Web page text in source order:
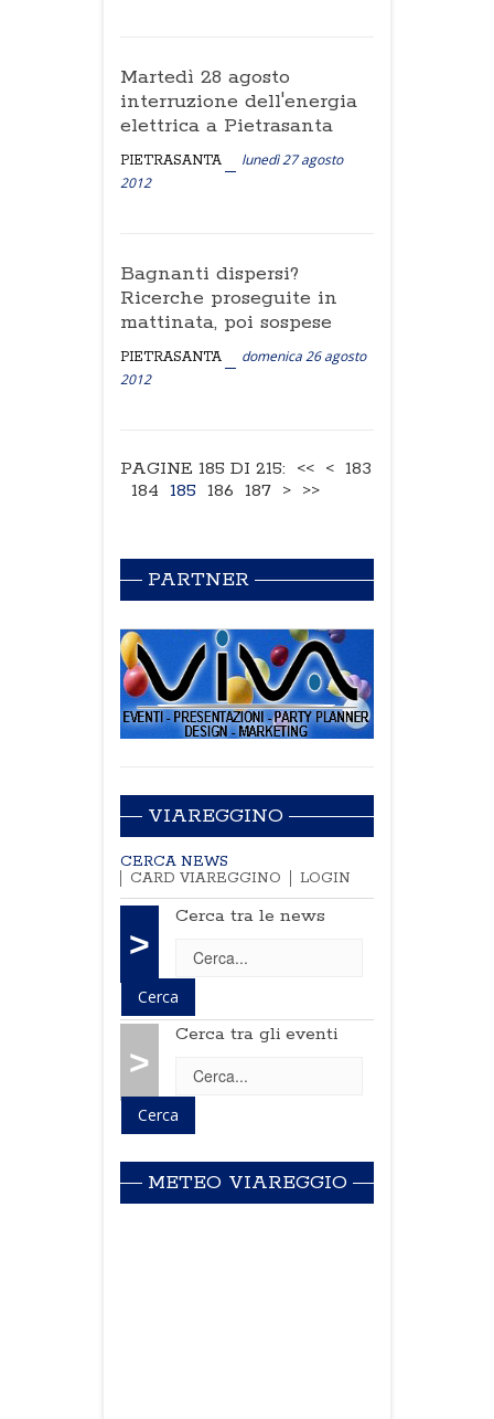
Martedì 28 agosto
interruzione dell'energia
elettrica a Pietrasanta
PIETRASANTA
lunedì 27 agosto
2012
Bagnanti dispersi?
Ricerche proseguite in
mattinata, poi sospese
PIETRASANTA
domenica 26 agosto
2012
PAGINE 185 DI 215: << < 183
184 185 186 187 > >>
PARTNER
VIAREGGINO
CERCA NEWS
CARD VIAREGGINO
LOGIN
>
Cerca tra le news
>
Cerca tra gli eventi
METEO VIAREGGIO